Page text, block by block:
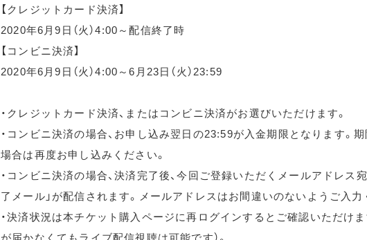
【クレジットカード決済】
2020年6月9日（火）4:00～配信終了時
【コンビニ決済】
2020年6月9日（火）4:00～6月23日（火）23:59
・クレジットカード決済、またはコンビニ決済がお選びいただけます。
・コンビニ決済の場合、お申し込み翌日の23:59が入金期限となります。
場合は再度お申し込みください。
・コンビニ決済の場合、決済完了後、今回ご登録いただくメールアドレス
了メール」が配信されます。メールアドレスはお間違いのないようご入力
・決済状況は本チケット購入ページに再ログインするとご確認いただけま